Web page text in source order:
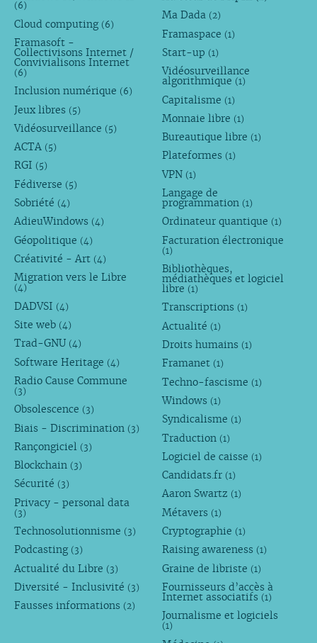
(6)
Cloud computing (6)
Framasoft -
Collectivisons Internet /
Convivialisons Internet
(6)
Inclusion numérique (6)
Jeux libres (5)
Vidéosurveillance (5)
ACTA (5)
RGI (5)
Fédiverse (5)
Sobriété (4)
AdieuWindows (4)
Géopolitique (4)
Créativité - Art (4)
Migration vers le Libre
(4)
DADVSI (4)
Site web (4)
Trad-GNU (4)
Software Heritage (4)
Radio Cause Commune
(3)
Obsolescence (3)
Biais - Discrimination (3)
Rançongiciel (3)
Blockchain (3)
Sécurité (3)
Privacy - personal data
(3)
Technosolutionnisme (3)
Podcasting (3)
Actualité du Libre (3)
Diversité - Inclusivité (3)
Fausses informations (2)
Ma Dada (2)
Framaspace (1)
Start-up (1)
Vidéosurveillance
algorithmique (1)
Capitalisme (1)
Monnaie libre (1)
Bureautique libre (1)
Plateformes (1)
VPN (1)
Langage de
programmation (1)
Ordinateur quantique (1)
Facturation électronique
(1)
Bibliothèques,
médiathèques et logiciel
libre (1)
Transcriptions (1)
Actualité (1)
Droits humains (1)
Framanet (1)
Techno-fascisme (1)
Windows (1)
Syndicalisme (1)
Traduction (1)
Logiciel de caisse (1)
Candidats.fr (1)
Aaron Swartz (1)
Métavers (1)
Cryptographie (1)
Raising awareness (1)
Graine de libriste (1)
Fournisseurs d’accès à
Internet associatifs (1)
Journalisme et logiciels
(1)